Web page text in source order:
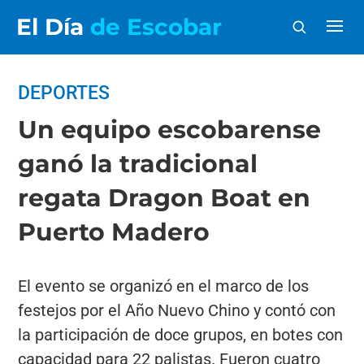
El Día de Escobar
DEPORTES
Un equipo escobarense
ganó la tradicional
regata Dragon Boat en
Puerto Madero
El evento se organizó en el marco de los
festejos por el Año Nuevo Chino y contó con
la participación de doce grupos, en botes con
capacidad para 22 palistas. Fueron cuatro